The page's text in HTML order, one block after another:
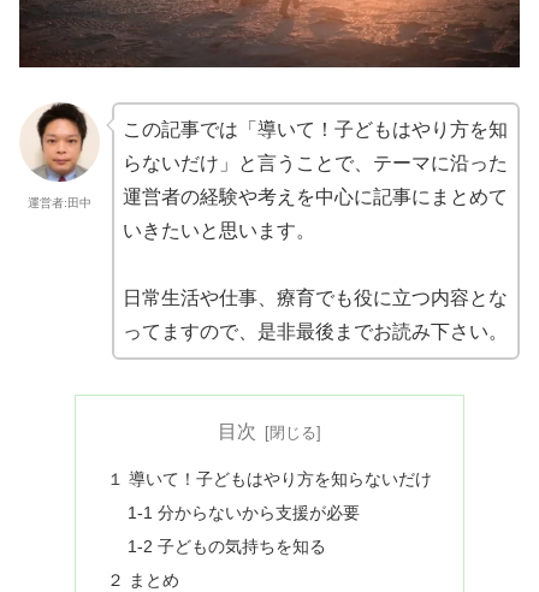
運営者:田中
この記事では「導いて！子どもはやり方を知
らないだけ」と言うことで、テーマに沿った
運営者の経験や考えを中心に記事にまとめて
いきたいと思います。
日常生活や仕事、療育でも役に立つ内容とな
ってますので、是非最後までお読み下さい。
目次
１ 導いて！子どもはやり方を知らないだけ
1-1 分からないから支援が必要
1-2 子どもの気持ちを知る
２ まとめ